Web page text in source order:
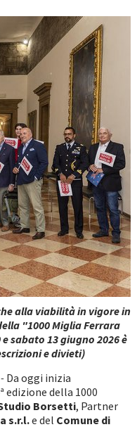
alla viabilità in vigore in
"1000 Miglia Ferrara
sabato 13 giugno 2026 è
e divieti)
Da oggi inizia
edizione della 1000
Borsetti, Partner
s.r.l.e del Comune di